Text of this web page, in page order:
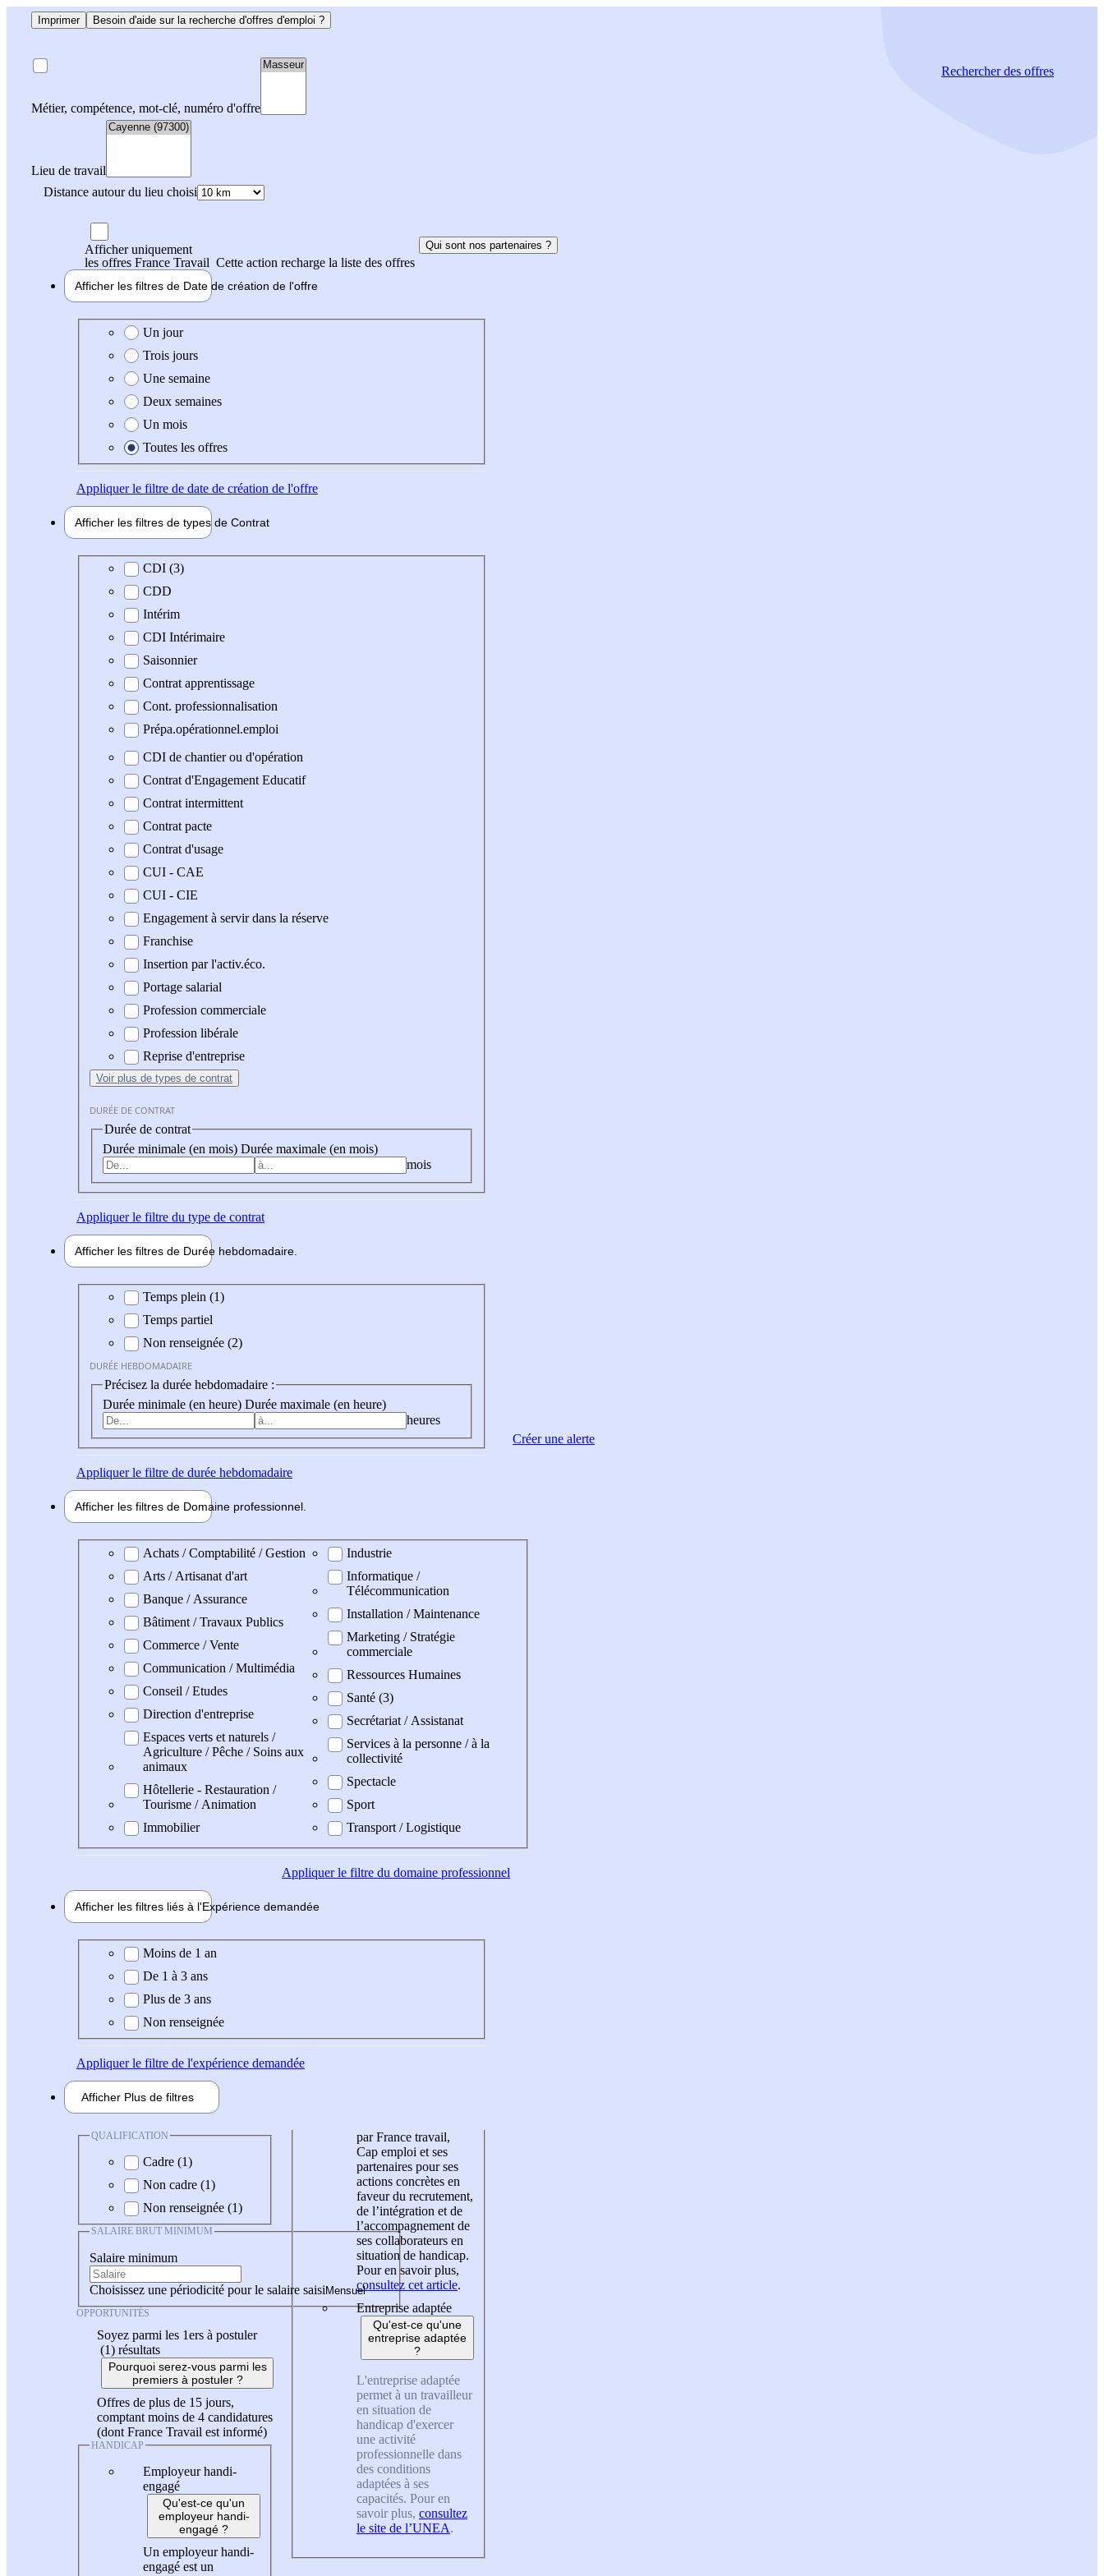
Imprimer Besoin d'aide sur la recherche d'offres d'emploi ?
Métier, compétence, mot-clé, numéro d'offre
Lieu de travail
Distance autour du lieu choisi
Rechercherdes offres
Afficher uniquement
les offres France Travail Cette action recharge la liste des offres
Qui sont nos partenaires ?
Afficher les filtres de Date de création de l'offre
Date de création de l'offre
Un jour
Trois jours
Une semaine
Deux semaines
Un mois
Toutes les offres
Appliquerle filtre de date de création de l'offre
Afficher les filtres de types de Contrat
Type de contrat
CDI (3)
CDD
Intérim
CDI Intérimaire
Saisonnier
Contrat apprentissage
Cont. professionnalisation
Prépa.opérationnel.emploi
CDI de chantier ou d'opération
Contrat d'Engagement Educatif
Contrat intermittent
Contrat pacte
Contrat d'usage
CUI - CAE
CUI - CIE
Engagement à servir dans la réserve
Franchise
Insertion par l'activ.éco.
Portage salarial
Profession commerciale
Profession libérale
Reprise d'entreprise
Voir plus de types de contrat
DURÉE DE CONTRAT
Durée de contrat
Durée minimale (en mois) Durée maximale (en mois)
mois
Appliquerle filtre du type de contrat
Afficher les filtres de Durée hebdomadaire
Durée hebdomadaire
Temps plein (1)
Temps partiel
Non renseignée (2)
DURÉE HEBDOMADAIRE
Précisez la durée hebdomadaire :
Durée minimale (en heure) Durée maximale (en heure)
heures
Appliquerle filtre de durée hebdomadaire
Afficher les filtres de Domaine professionnel
Domaine professionel
Achats / Comptabilité / Gestion
Arts / Artisanat d'art
Banque / Assurance
Bâtiment / Travaux Publics
Commerce / Vente
Communication / Multimédia
Conseil / Etudes
Direction d'entreprise
Espaces verts et naturels /
Agriculture / Pêche / Soins aux
animaux
Hôtellerie - Restauration /
Tourisme / Animation
Immobilier
Industrie
Informatique /
Télécommunication
Installation / Maintenance
Marketing / Stratégie
commerciale
Ressources Humaines
Santé (3)
Secrétariat / Assistanat
Services à la personne / à la
collectivité
Spectacle
Sport
Transport / Logistique
Appliquerle filtre du domaine professionnel
Afficher les filtres liés à l'Expérience demandée
Expérience demandée
Moins de 1 an
De 1 à 3 ans
Plus de 3 ans
Non renseignée
Appliquerle filtre de l'expérience demandée
Afficher Plus de filtres
QUALIFICATION
Cadre (1)
Non cadre (1)
Non renseignée (1)
SALAIRE BRUT MINIMUM
Salaire minimum
Choisissez une périodicité pour le salaire saisi
OPPORTUNITÉS
Soyez parmi les 1ers à postuler
(1) résultats
Pourquoi serez-vous parmi les
premiers à postuler ?
Offres de plus de 15 jours,
comptant moins de 4 candidatures
(dont France Travail est informé)
HANDICAP
Employeur handi-
engagé
Qu'est-ce qu'un
employeur handi-
engagé ?
Un employeur handi-
engagé est un
par France travail,
Cap emploi et ses
partenaires pour ses
actions concrètes en
faveur du recrutement,
de l’intégration et de
l’accompagnement de
ses collaborateurs en
situation de handicap.
Pour en savoir plus,
consultez cet article.
Entreprise adaptée
Qu'est-ce qu'une
entreprise adaptée
?
L'entreprise adaptée
permet à un travailleur
en situation de
handicap d'exercer
une activité
professionnelle dans
des conditions
adaptées à ses
capacités. Pour en
savoir plus, consultez
le site de l’UNEA.
Créer une alerte